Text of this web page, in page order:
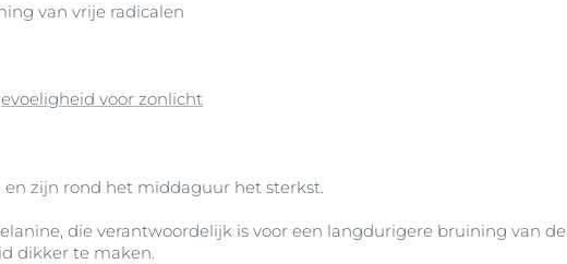
van vrije radicalen
voor zonlicht
zijn rond het middaguur het sterkst.
die verantwoordelijk is voor een langdurigere bruining van de
dikker te maken.